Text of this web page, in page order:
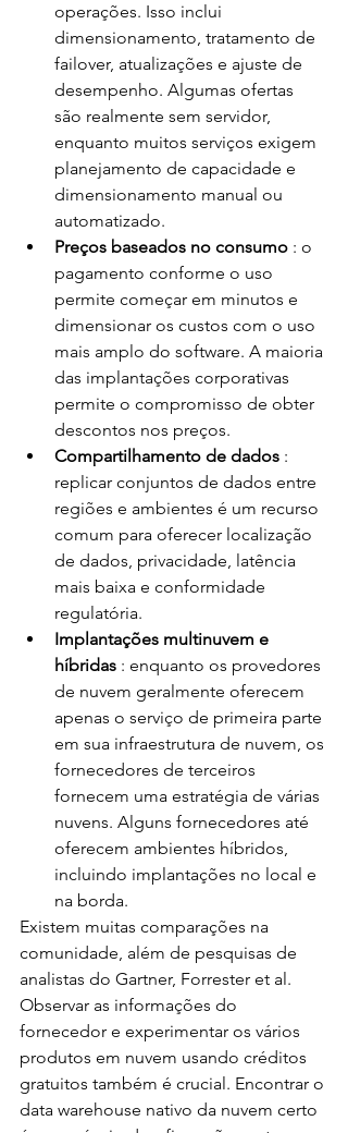
operações. Isso inclui
dimensionamento, tratamento de
failover, atualizações e ajuste de
desempenho. Algumas ofertas
são realmente sem servidor,
enquanto muitos serviços exigem
planejamento de capacidade e
dimensionamento manual ou
automatizado.
Preços baseados no consumo : o
pagamento conforme o uso
permite começar em minutos e
dimensionar os custos com o uso
mais amplo do software. A maioria
das implantações corporativas
permite o compromisso de obter
descontos nos preços.
Compartilhamento de dados :
replicar conjuntos de dados entre
regiões e ambientes é um recurso
comum para oferecer localização
de dados, privacidade, latência
mais baixa e conformidade
regulatória.
Implantações multinuvem e
híbridas : enquanto os provedores
de nuvem geralmente oferecem
apenas o serviço de primeira parte
em sua infraestrutura de nuvem, os
fornecedores de terceiros
fornecem uma estratégia de várias
nuvens. Alguns fornecedores até
oferecem ambientes híbridos,
incluindo implantações no local e
na borda.
Existem muitas comparações na
comunidade, além de pesquisas de
analistas do Gartner, Forrester et al.
Observar as informações do
fornecedor e experimentar os vários
produtos em nuvem usando créditos
gratuitos também é crucial. Encontrar o
data warehouse nativo da nuvem certo